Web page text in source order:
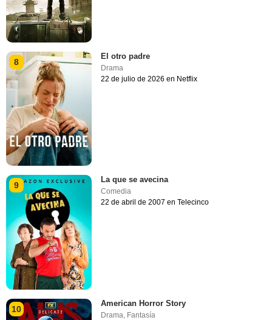
8
El otro padre
Drama
22 de julio de 2026 en Netflix
9
La que se avecina
Comedia
22 de abril de 2007 en Telecinco
10
American Horror Story
Drama Fantasía